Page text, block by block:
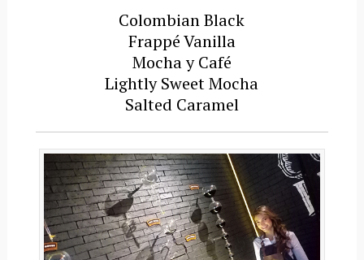
Colombian Black
Frappé Vanilla
Mocha y Café
Lightly Sweet Mocha
Salted Caramel